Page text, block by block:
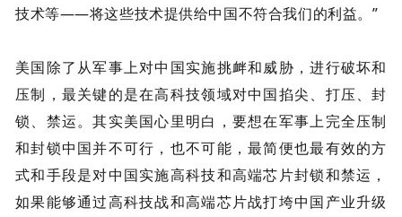
技术等——将这些技术提供给中国不符合我们的利益。”
美国除了从军事上对中国实施挑衅和威胁，进行破坏和
压制，最关键的是在高科技领域对中国掐尖、打压、封
锁、禁运。其实美国心里明白，要想在军事上完全压制
和封锁中国并不可行，也不可能，最简便也最有效的方
式和手段是对中国实施高科技和高端芯片封锁和禁运，
如果能够通过高科技战和高端芯片战打垮中国产业升级